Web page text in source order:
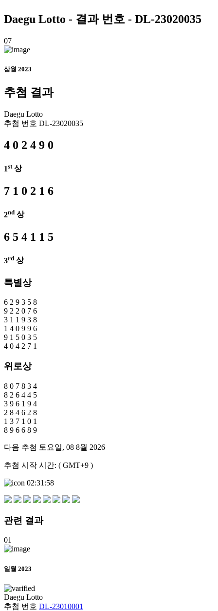
Daegu Lotto - 결과 번호 - DL-23020035
07
삼월 2023
추첨 결과
Daegu Lotto
추첨 번호 DL-23020035
4 0 2 4 9 0
1st상
7 1 0 2 1 6
2nd 상
6 5 4 1 1 5
3rd 상
특별상
6 2 9 3 5 8
9 2 2 0 7 6
3 1 1 9 3 8
1 4 0 9 9 6
9 1 5 0 3 5
4 0 4 2 7 1
위로상
8 0 7 8 3 4
8 2 6 4 4 5
3 9 6 1 9 4
2 8 4 6 2 8
1 3 7 1 0 1
8 9 6 6 8 9
다음 추첨 토요일, 08 8월 2026
추첨 시작 시간: ( GMT+9 )
02:31:58
관련 결과
01
일월 2023
Daegu Lotto
추첨 번호 DL-23010001